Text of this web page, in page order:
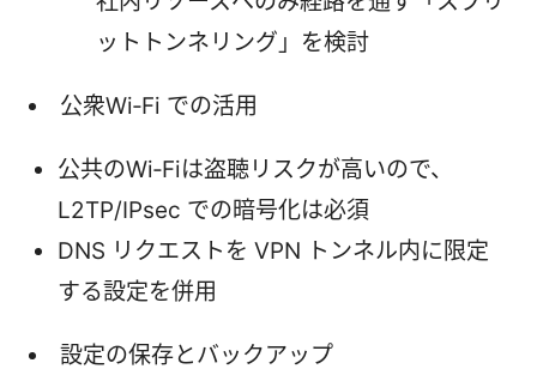
ットトンネリング」を検討
公衆Wi‑Fi での活用
公共のWi‑Fiは盗聴リスクが高いので、
L2TP/IPsec での暗号化は必須
DNS リクエストを VPN トンネル内に限定
する設定を併用
設定の保存とバックアップ